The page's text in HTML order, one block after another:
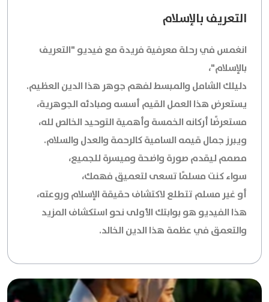
التعريف بالإسلام
انغمس في رحلة معرفية فريدة مع فيديو "التعريف
بالإسلام"،
دليلك الشامل والمبسط لفهم جوهر هذا الدين العظيم.
يستعرض هذا العمل القيم أسسه ومبادئه الجوهرية،
مستعرضًا أركانه الخمسة وأهمية التوحيد الخالص لله،
ويبرز جمال قيمه السامية كالرحمة والعدل والسلام.
مصمم ليقدم صورة واضحة وميسرة للجميع،
سواء كنت مسلمًا تسعى لتعميق فهمك،
أو غير مسلم تتطلع لاكتشاف حقيقة الإسلام وروعته،
هذا الفيديو هو بوابتك الأولى نحو استكشاف المزيد
والتعمق في عظمة هذا الدين الخالد.